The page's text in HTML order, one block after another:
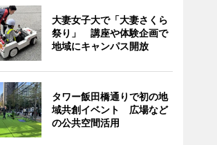
大妻女子大で「大妻さくら
祭り」 講座や体験企画で
地域にキャンパス開放
タワー飯田橋通りで初の地
域共創イベント 広場など
の公共空間活用